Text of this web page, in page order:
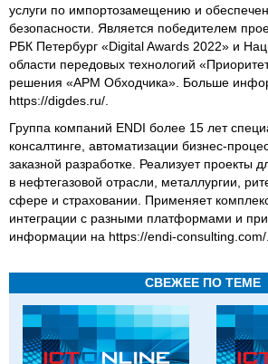
услуги по импортозамещению и
безопасности. Является победителем
РБК Петербург «Digital Awards 2022» и
области передовых технологий
решения «АРМ Обходчика». Больше
https://digdes.ru/.
Группа компаний ENDI более 15 лет
консалтинге, автоматизации бизнес-
заказной разработке. Реализует проекты
в нефтегазовой отрасли, металлургии,
сфере и страховании. Применяет
интеграции с разными платформами и
информации на https://endi-consulting.com/.
СВЕЖЕЕ ПО ТЕМЕ